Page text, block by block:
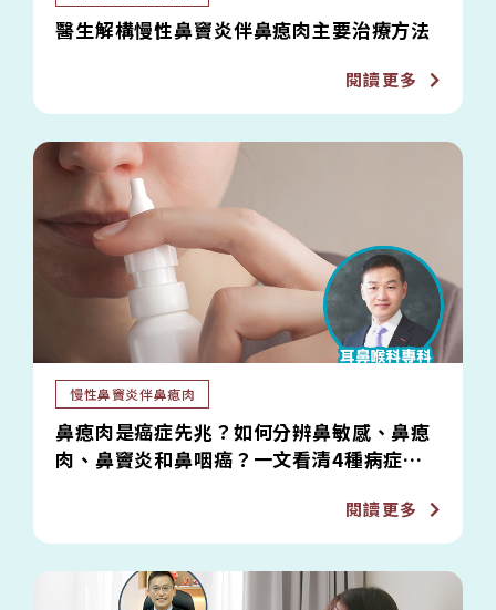
醫生解構慢性鼻竇炎伴鼻瘜肉主要治療方法
閱讀更多
慢性鼻竇炎伴鼻瘜肉
鼻瘜肉是癌症先兆？如何分辨鼻敏感、鼻瘜
肉、鼻竇炎和鼻咽癌？一文看清4種病症的
閱讀更多